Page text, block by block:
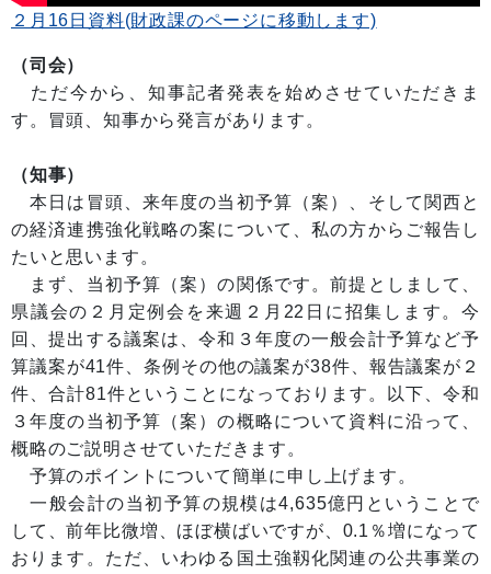
２月16日資料(財政課のページに移動します)
（司会）
ただ今から、知事記者発表を始めさせていただきま
す。冒頭、知事から発言があります。
（知事）
本日は冒頭、来年度の当初予算（案）、そして関西と
の経済連携強化戦略の案について、私の方からご報告し
たいと思います。
まず、当初予算（案）の関係です。前提としまして、
県議会の２月定例会を来週２月22日に招集します。今
回、提出する議案は、令和３年度の一般会計予算など予
算議案が41件、条例その他の議案が38件、報告議案が２
件、合計81件ということになっております。以下、令和
３年度の当初予算（案）の概略について資料に沿って、
概略のご説明させていただきます。
予算のポイントについて簡単に申し上げます。
一般会計の当初予算の規模は4,635億円ということで
して、前年比微増、ほぼ横ばいですが、0.1％増になって
おります。ただ、いわゆる国土強靱化関連の公共事業の